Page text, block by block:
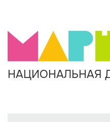
НАЦИОНАЛЬНАЯ